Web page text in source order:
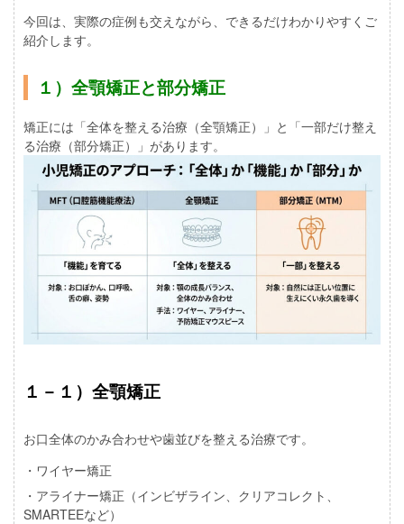
今回は、実際の症例も交えながら、できるだけわかりやすくご
紹介します。
１）全顎矯正と部分矯正
矯正には「全体を整える治療（全顎矯正）」と「一部だけ整え
る治療（部分矯正）」があります。
１－１）全顎矯正
お口全体のかみ合わせや歯並びを整える治療です。
・ワイヤー矯正
・アライナー矯正（インビザライン、クリアコレクト、
SMARTEEなど）